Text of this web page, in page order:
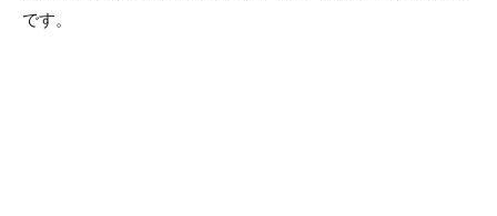
です。